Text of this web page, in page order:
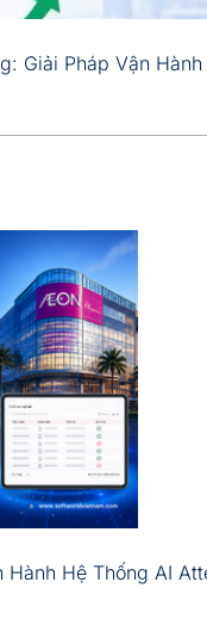
Giải Pháp Vận
Hệ Thống AI